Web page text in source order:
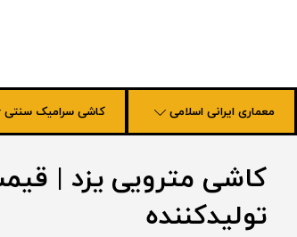
معماری ایرانی اسلامی کاشی سرامیک سنتی
کاشی مترویی یزد |
تولیدکننده